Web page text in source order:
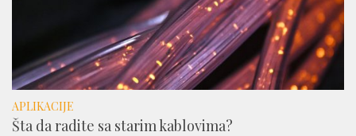
APLIKACIJE
Šta da radite sa starim kablovima?